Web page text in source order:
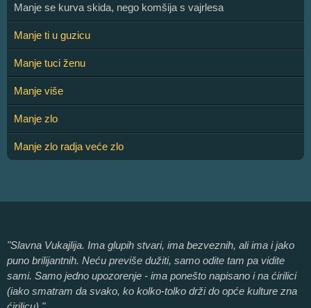
Manje se kurva skida, nego komšija s vajrlesa
Manje ti u guzicu
Manje tuci ženu
Manje više
Manje zlo
Manje zlo radja veće zlo
"Slavna Vukajlija. Ima glupih stvari, ima bezveznih, ali ima i jako
puno brilijantnih. Neću previše dužiti, samo odite tam pa vidite
sami. Samo jedno upozorenje - ima ponešto napisano i na ćirilici
(iako smatram da svako, ko kolko-tolko drži do opće kulture zna